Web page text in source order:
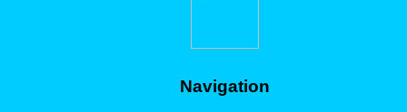
Navigation